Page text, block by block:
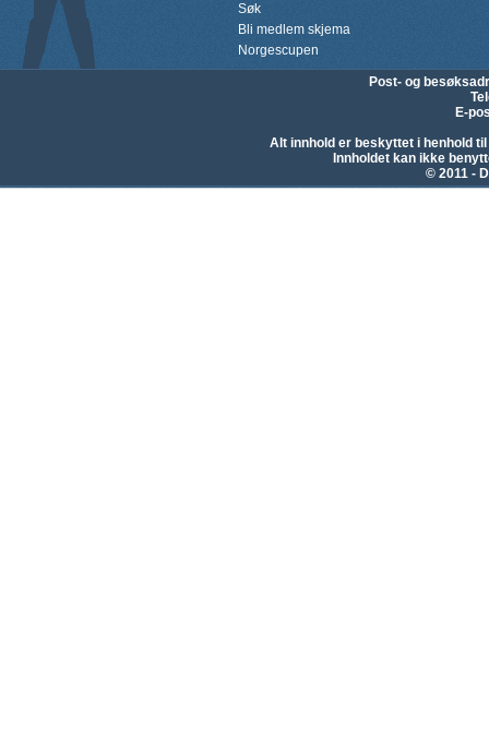
Søk
Bli medlem skjema
Norgescupen
Post- og
E-
Alt innhold er beskyttet i henhold
Innholdet kan ikke
© 2011 -